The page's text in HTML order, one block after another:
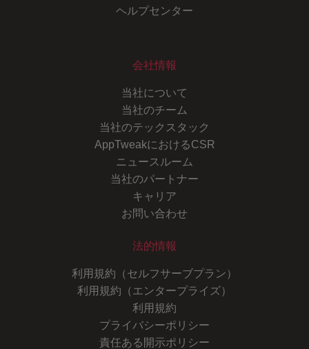
ヘルプセンター
会社情報
当社について
当社のチーム
当社のテックスタック
AppTweakにおけるCSR
ニュースルーム
当社のパートナー
キャリア
お問い合わせ
法的情報
利用規約（セルフサーブプラン）
利用規約（エンタープライズ）
利用規約
プライバシーポリシー
責任ある開示ポリシー